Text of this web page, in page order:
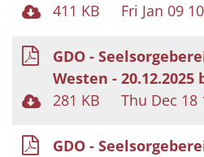
411 KB
Fri Jan 09
GDO -
Westen - 20.12.2025
281 KB
Thu Dec 18
GDO -